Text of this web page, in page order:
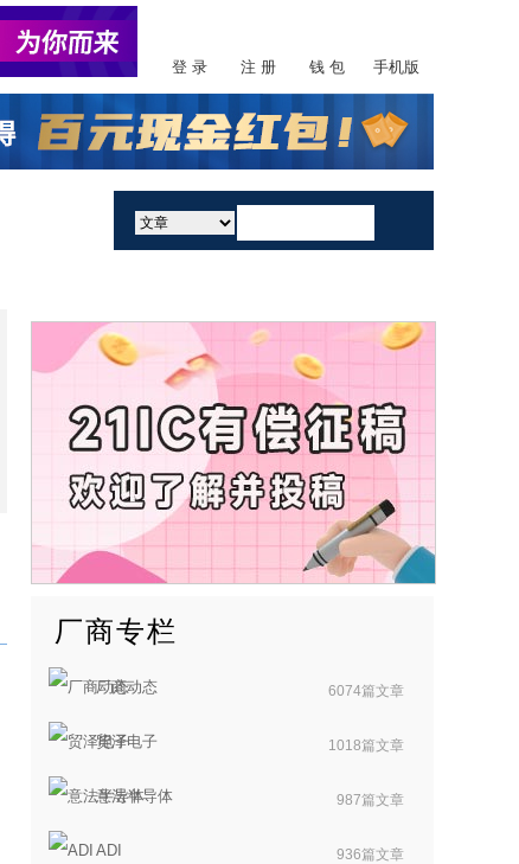
登 录 注 册 钱 包 手机版
厂商专栏
厂商动态 6074篇文章
贸泽电子 1018篇文章
意法半导体 987篇文章
ADI 936篇文章